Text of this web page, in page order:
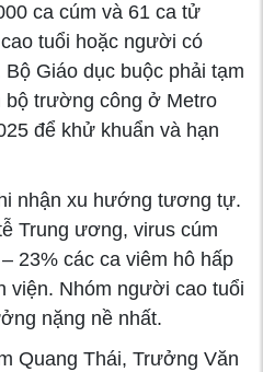
ca cúm và 61 ca tử
tuổi hoặc người có
Bộ Giáo dục buộc phải tạm
trường công ở Metro
để khử khuẩn và hạn
nhận xu hướng tương tự.
Trung ương, virus cúm
23% các ca viêm hô hấp
viện. Nhóm người cao tuổi
nặng nề nhất.
Quang Thái, Trưởng Văn